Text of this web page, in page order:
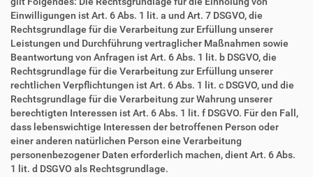
Einwilligungen ist Art. 6 Abs. 1 lit. a und Art. 7 DSGVO, die
Rechtsgrundlage für die Verarbeitung zur Erfüllung unserer
Leistungen und Durchführung vertraglicher Maßnahmen sowie
Beantwortung von Anfragen ist Art. 6 Abs. 1 lit. b DSGVO, die
Rechtsgrundlage für die Verarbeitung zur Erfüllung unserer
rechtlichen Verpflichtungen ist Art. 6 Abs. 1 lit. c DSGVO, und die
Rechtsgrundlage für die Verarbeitung zur Wahrung unserer
berechtigten Interessen ist Art. 6 Abs. 1 lit. f DSGVO. Für den Fall,
dass lebenswichtige Interessen der betroffenen Person oder
einer anderen natürlichen Person eine Verarbeitung
personenbezogener Daten erforderlich machen, dient Art. 6 Abs.
1 lit. d DSGVO als Rechtsgrundlage.